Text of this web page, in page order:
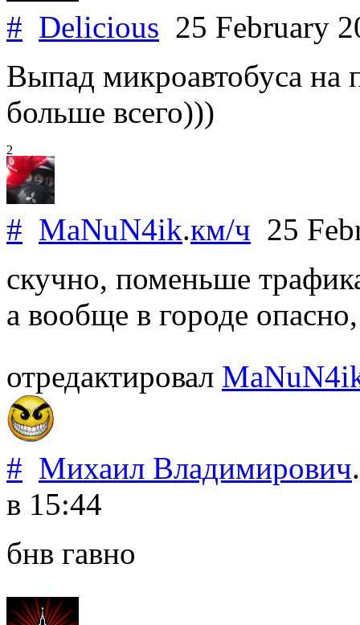
# Delicious 25 February
Выпад микроавтобуса на
больше всего)))
2
# MaNuN4ik.км/ч 25
скучно, поменьше
а вообще в городе
отредактировал
# Михаил Владимирович.
в 15:44
бнв гавно